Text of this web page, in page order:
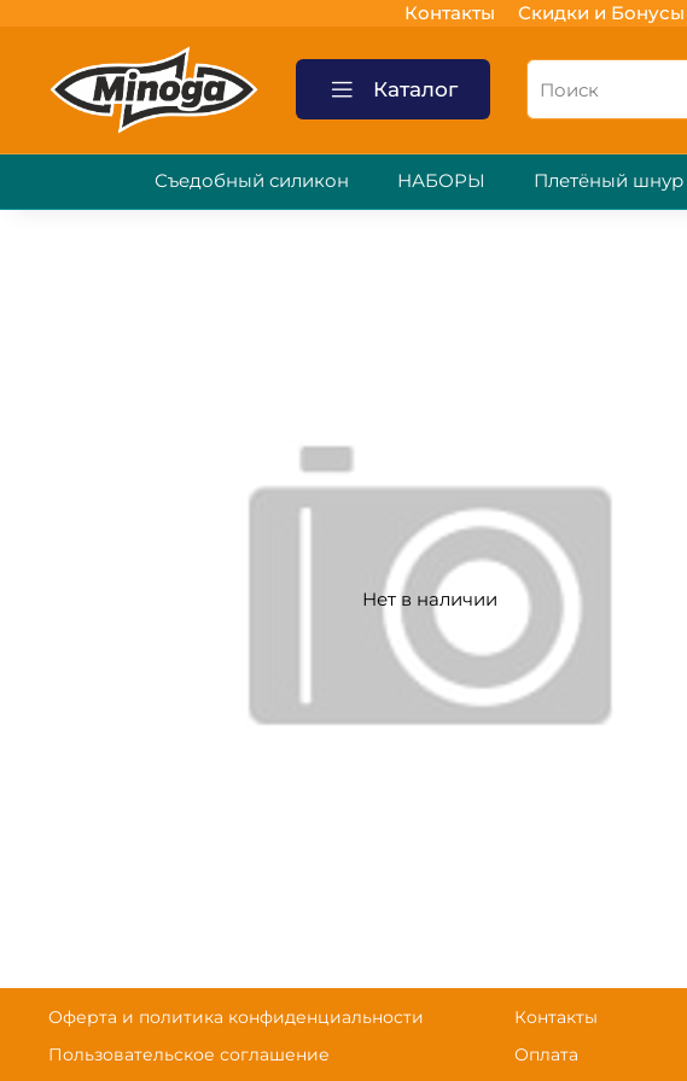
Контакты Скидки и Бонусы
Каталог
Съедобный силикон НАБОРЫ Плетёный шнур
Нет в наличии
Оферта и политика конфиденциальности
Пользовательское соглашение
Контакты
Оплата